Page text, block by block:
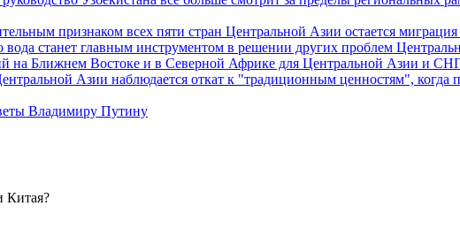
признаком всех пяти стран Центральной Азии остается
станет главным инструментом в решении других проблем
на Ближнем Востоке и в Северной Африке для Центральной Азии и
Азии наблюдается откат к "традиционным ценностям", когда
Владимиру Путину
Китая?